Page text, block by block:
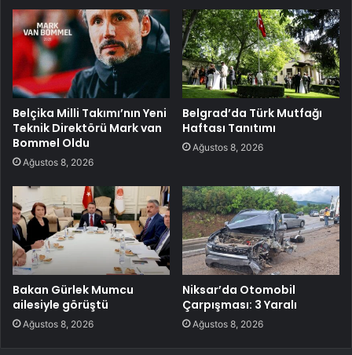
Belçika Milli Takımı’nın Yeni
Teknik Direktörü Mark van
Bommel Oldu
Ağustos 8, 2026
Belgrad’da Türk Mutfağı
Haftası Tanıtımı
Ağustos 8, 2026
Bakan Gürlek Mumcu
ailesiyle görüştü
Ağustos 8, 2026
Niksar’da Otomobil
Çarpışması: 3 Yaralı
Ağustos 8, 2026